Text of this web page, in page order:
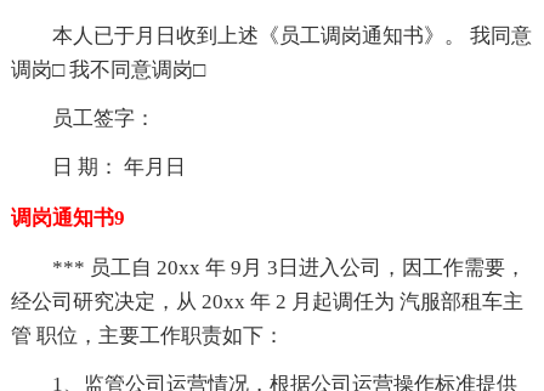
本人已于月日收到上述《员工调岗通知书》。 我同意
调岗□ 我不同意调岗□
员工签字：
日 期： 年月日
调岗通知书9
*** 员工自 20xx 年 9月 3日进入公司，因工作需要，
经公司研究决定，从 20xx 年 2 月起调任为 汽服部租车主
管 职位，主要工作职责如下：
1、监管公司运营情况，根据公司运营操作标准提供